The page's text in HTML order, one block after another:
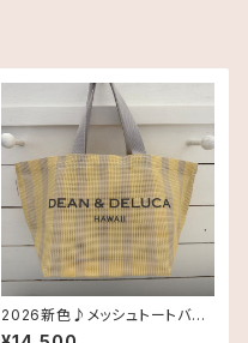
2026新色♪メッシュトートバッ
グ Smallサイズ《HAWAII限